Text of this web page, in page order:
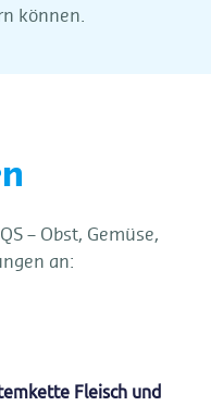
können.
– Obst, Gemüse,
an:
Fleisch und